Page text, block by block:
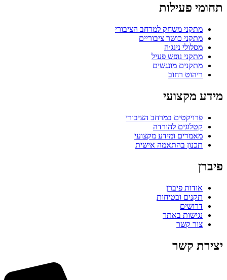
תחומי פעילות
מתקני משחק למרחב הציבורי
מתקני כושר ציבוריים
מסלולי נינג׳ה
מתקני נופש פעיל
מתקנים מונגשים
ריהוט רחוב
מידע מקצועי
פרויקטים במרחב הציבורי
קטלוגים להורדה
מאמרים ומידע מקצועי
תכנון בהתאמה אישית
פיברן
אודות פיברן
תקנים ובטיחות
דרושים
נגישות באתר
צור קשר
יצירת קשר